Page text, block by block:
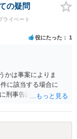
ト情報開示の場合
ます。 また、された
ースであり、数万円
れば交渉して相手方
の疑問
ライベート
役にたった 1
かは事案によりま
に該当する場合に
刑事告訴に動くかど
が多いので、少しで
行われることが多い
場合、開示請求者は